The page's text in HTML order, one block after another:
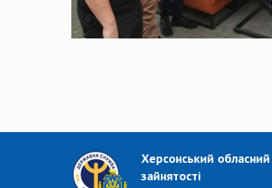
Херсонський
зайнятості